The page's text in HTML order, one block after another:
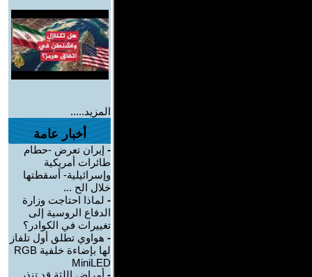
المزيد.....
أخبار عامة
- إيران تعرض -حطام
طائرات أمريكية
وإسرائيلية- أسقطتها
خلال الح ...
- لماذا احتاجت وزارة
الدفاع الروسية إلى
تغييرات في الكوادر؟
- هواوي تطلق أول تلفاز
لها بإضاءة خلفية RGB
MiniLED
- أمراض اللثة قد تنذر